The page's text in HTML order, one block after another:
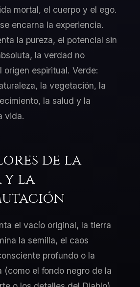
mortal, el cuerpo y el ego.
encarna la experiencia.
la pureza, el potencial sin
la verdad no
origen espiritual. Verde:
la vegetación, la
la salud y la
vida.
de la
y la
el vacío original, la tierra
la semilla, el caos
profundo o la
(como el fondo negro de la